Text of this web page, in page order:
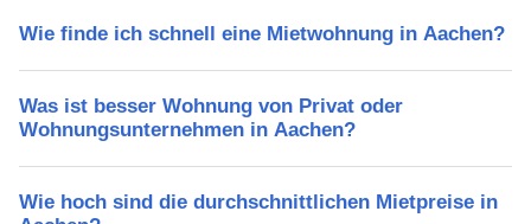
Wie finde ich schnell eine Mietwohnung in Aachen?
Was ist besser Wohnung von Privat oder
Wohnungsunternehmen in Aachen?
Wie hoch sind die durchschnittlichen Mietpreise in